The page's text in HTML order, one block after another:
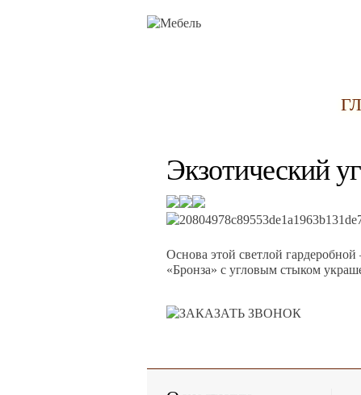
Экзотический
Основа этой светлой
«Бронза» с угловым стыком